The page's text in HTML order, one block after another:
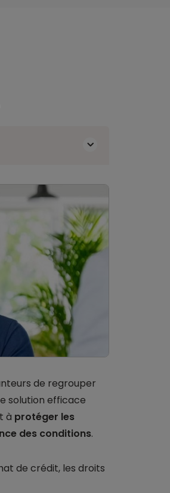
de regrouper
solution efficace
à protéger les
des conditions.
de crédit, les droits